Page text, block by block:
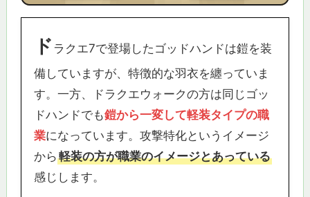
ド ラクエ7で登場したゴッドハンドは鎧を装
備していますが、特徴的な羽衣を纏っていま
す。一方、ドラクエウォークの方は同じゴッ
ドハンドでも鎧から一変して軽装タイプの職
業になっています。攻撃特化というイメージ
から軽装の方が職業のイメージとあっている
感じします。